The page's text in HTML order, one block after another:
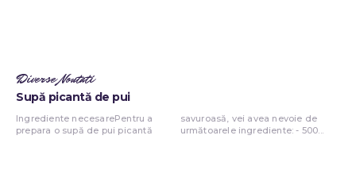
Diverse Noutati
Supă picantă de pui
Ingrediente necesarePentru a
prepara o supă de pui picantă
savuroasă, vei avea nevoie de
următoarele ingrediente: - 500...